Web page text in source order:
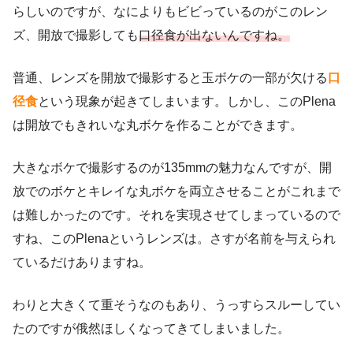
らしいのですが、なによりもビビっているのがこのレン
ズ、開放で撮影しても口径食が出ないんですね。
普通、レンズを開放で撮影すると玉ボケの一部が欠ける 口
径食という現象が起きてしまいます。しかし、このPlena
は開放でもきれいな丸ボケを作ることができます。
大きなボケで撮影するのが135mmの魅力なんですが、開
放でのボケとキレイな丸ボケを両立させることがこれまで
は難しかったのです。それを実現させてしまっているので
すね、このPlenaというレンズは。さすが名前を与えられ
ているだけありますね。
わりと大きくて重そうなのもあり、うっすらスルーしてい
たのですが俄然ほしくなってきてしまいました。